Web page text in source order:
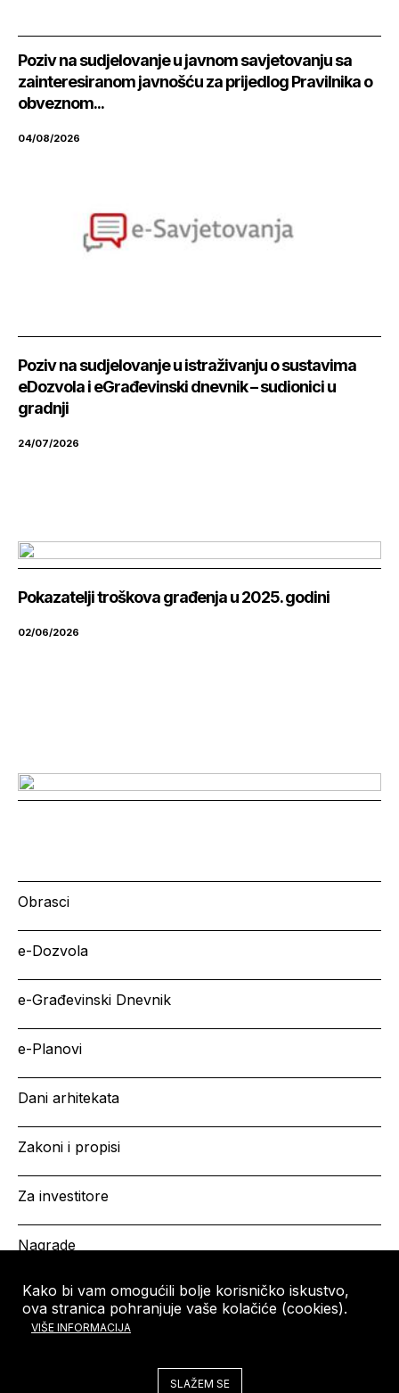
Kako bi vam omogućili bolje korisničko iskustvo,
ova stranica pohranjuje vaše kolačiće (cookies).
VIŠE INFORMACIJA
SLAŽEM SE
Poziv na sudjelovanje u javnom savjetovanju sa
zainteresiranom javnošću za prijedlog Pravilnika o
obveznom...
04/08/2026
Poziv na sudjelovanje u istraživanju o sustavima
eDozvola i eGrađevinski dnevnik – sudionici u
gradnji
24/07/2026
Pokazatelji troškova građenja u 2025. godini
02/06/2026
Obrasci
e-Dozvola
e-Građevinski Dnevnik
e-Planovi
Dani arhitekata
Zakoni i propisi
Za investitore
Nagrade
HRVATSKA KOMORA
ARHITEKATA
Copyright © HKA 2026